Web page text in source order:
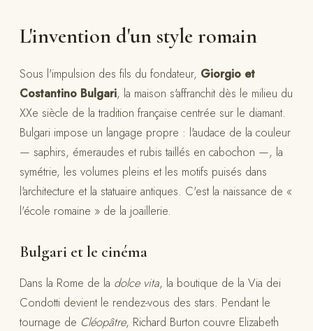
L'invention d'un style romain
Sous l'impulsion des fils du fondateur, Giorgio et
Costantino Bulgari, la maison s'affranchit dès le milieu du
XXe siècle de la tradition française centrée sur le diamant.
Bulgari impose un langage propre : l'audace de la couleur
— saphirs, émeraudes et rubis taillés en cabochon —, la
symétrie, les volumes pleins et les motifs puisés dans
l'architecture et la statuaire antiques. C'est la naissance de «
l'école romaine » de la joaillerie.
Bulgari et le cinéma
Dans la Rome de la dolce vita, la boutique de la Via dei
Condotti devient le rendez-vous des stars. Pendant le
tournage de Cléopâtre, Richard Burton couvre Elizabeth